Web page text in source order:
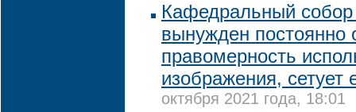
Кафедральный собор
вынужден постоянно
правомерность
изображения, сетует
октября 2021 года, 18:01